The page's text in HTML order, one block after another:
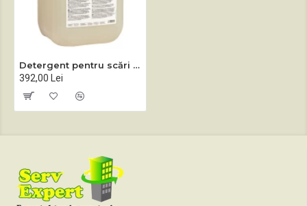
Detergent pentru scări şi benzi rulante Rollomat 10 L
392,00 Lei